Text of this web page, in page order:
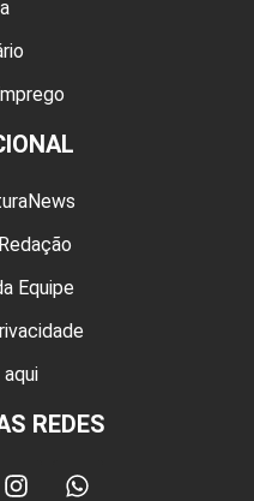
Equipe
REDES